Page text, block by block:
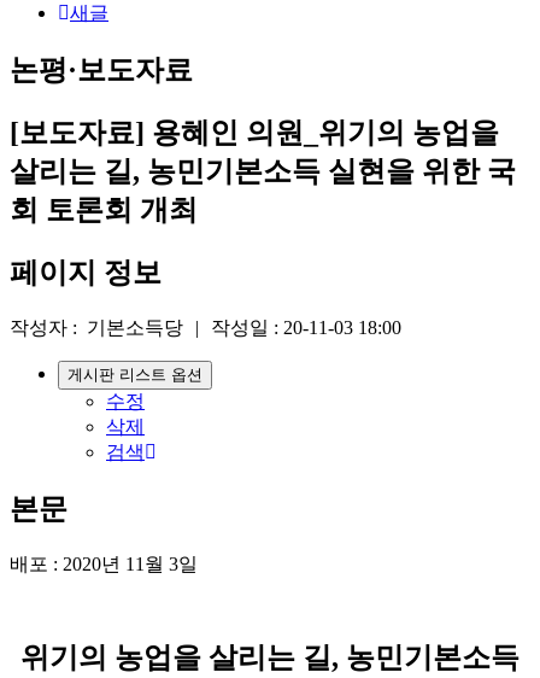
새글
논평·보도자료
[보도자료] 용혜인 의원_위기의 농업을
살리는 길, 농민기본소득 실현을 위한 국
회 토론회 개최
페이지 정보
작성자 : 기본소득당 | 작성일 : 20-11-03 18:00
게시판 리스트 옵션
수정
삭제
검색
본문
배포 : 2020년 11월 3일
위기의 농업을 살리는 길, 농민기본소득